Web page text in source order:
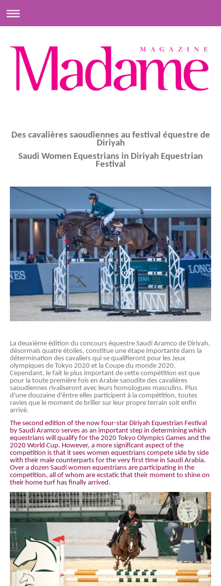
Des cavalières saoudiennes au festival équestre de
Diriyah
Saudi Women Equestrians in Diriyah Equestrian
Festival
La deuxième édition du concours équestre Saudi Aramco de Diriyah,
désormais quatre étoiles, constitue une étape importante dans la
détermination des cavaliers qui se qualifieront pour les Jeux
olympiques de Tokyo 2020 et la Coupe du monde 2020.
Cependant, le fait le plus important de cette compétition est que
pour la toute première fois en Arabie saoudite des cavalières
saoudiennes rivaliseront avec leurs homologues masculins. Plus
d'une douzaine d'êntre elles participent à la compétition, toutes
ravies que le moment de briller sur leur propre terrain soit enfin
arrivé.
The second edition of the now four-star Diriyah Equestrian Festival
by Saudi Aramco serves as an important step in determining which
equestrians will qualify for the 2020 Tokyo Olympics Games and the
2020 World Cup. However, a more significant aspect of the
competition is that it sees women equestrians compete side by side
with their male counterparts for the very first time in Saudi Arabia.
Over a dozen Saudi women equestrians are participating in the
competition, all of whom are ecstatic that their moment to shine on
their home turf has finally arrived.